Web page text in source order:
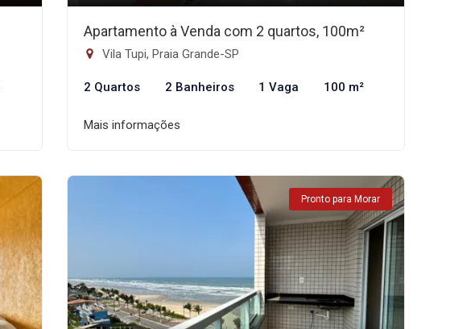
Apartamento à Venda com 2 quartos, 100m²
Vila Tupi, Praia Grande-SP
2 Quartos 2 Banheiros 1 Vaga 100 m²
Mais informações
Pronto para Morar